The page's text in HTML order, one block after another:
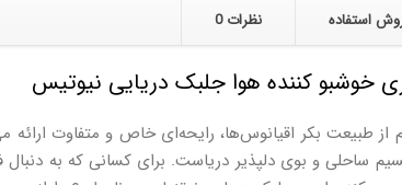
استفاده نظرات0
خوشبو کننده هوا جلبک دریایی نیوتیس
از طبیعت بکر اقیانوس‌ها، رایحه‌ای خاص و متفاوت
ساحلی و بوی دلپذیر دریاست. برای کسانی که به